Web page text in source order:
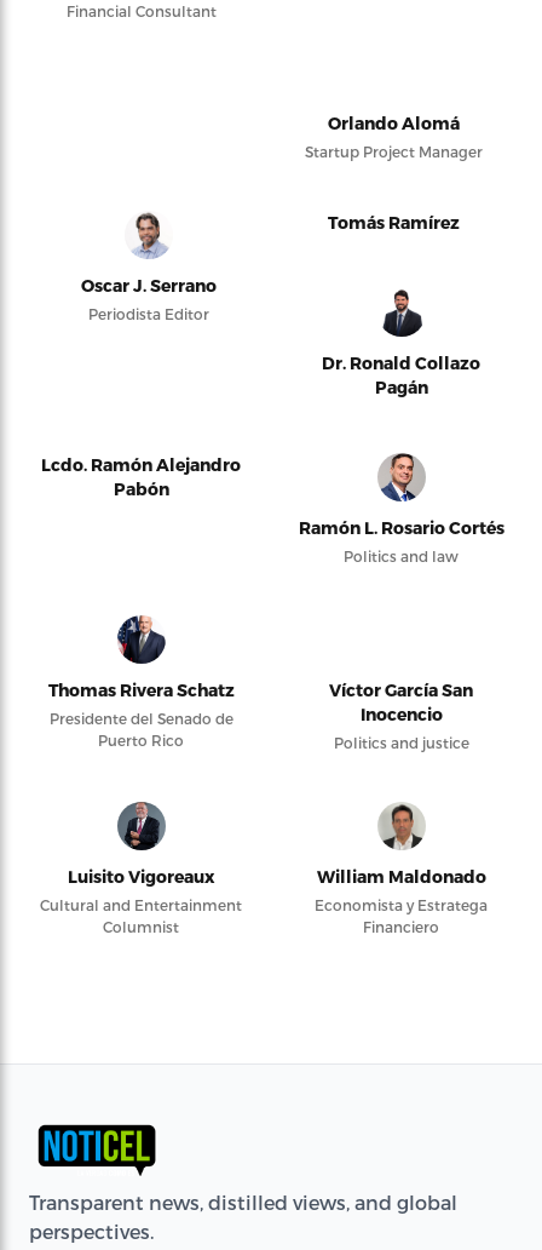
Financial Consultant
Orlando Alomá
Startup Project Manager
Oscar J. Serrano
Periodista Editor
Tomás Ramírez
Dr. Ronald Collazo
Pagán
Lcdo. Ramón Alejandro
Pabón
Ramón L. Rosario Cortés
Politics and law
Thomas Rivera Schatz
Presidente del Senado de
Puerto Rico
Víctor García San
Inocencio
Politics and justice
Luisito Vigoreaux
Cultural and Entertainment
Columnist
William Maldonado
Economista y Estratega
Financiero
Transparent news, distilled views, and global
perspectives.